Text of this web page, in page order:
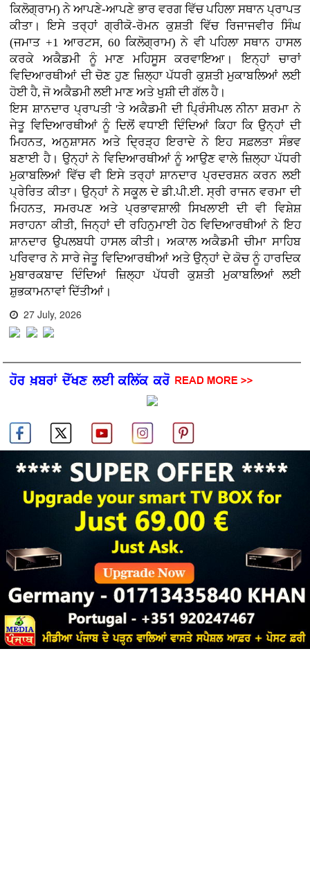
ਕਿਲੋਗ੍ਰਾਮ) ਨੇ ਆਪਣੇ-ਆਪਣੇ ਭਾਰ ਵਰਗ ਵਿੱਚ ਪਹਿਲਾ ਸਥਾਨ ਪ੍ਰਾਪਤ
ਕੀਤਾ। ਇਸੇ ਤਰ੍ਹਾਂ ਗ੍ਰੀਕੋ-ਰੋਮਨ ਕੁਸ਼ਤੀ ਵਿੱਚ ਰਿਜਾਜਵੀਰ ਸਿੰਘ
(ਜਮਾਤ +1 ਆਰਟਸ, 60 ਕਿਲੋਗ੍ਰਾਮ) ਨੇ ਵੀ ਪਹਿਲਾ ਸਥਾਨ ਹਾਸਲ
ਕਰਕੇ ਅਕੈਡਮੀ ਨੂੰ ਮਾਣ ਮਹਿਸੂਸ ਕਰਵਾਇਆ। ਇਨ੍ਹਾਂ ਚਾਰਾਂ
ਵਿਦਿਆਰਥੀਆਂ ਦੀ ਚੋਣ ਹੁਣ ਜ਼ਿਲ੍ਹਾ ਪੱਧਰੀ ਕੁਸ਼ਤੀ ਮੁਕਾਬਲਿਆਂ ਲਈ
ਹੋਈ ਹੈ, ਜੋ ਅਕੈਡਮੀ ਲਈ ਮਾਣ ਅਤੇ ਖੁਸ਼ੀ ਦੀ ਗੱਲ ਹੈ।
ਇਸ ਸ਼ਾਨਦਾਰ ਪ੍ਰਾਪਤੀ 'ਤੇ ਅਕੈਡਮੀ ਦੀ ਪ੍ਰਿੰਸੀਪਲ ਨੀਨਾ ਸ਼ਰਮਾ ਨੇ
ਜੇਤੂ ਵਿਦਿਆਰਥੀਆਂ ਨੂੰ ਦਿਲੋਂ ਵਧਾਈ ਦਿੰਦਿਆਂ ਕਿਹਾ ਕਿ ਉਨ੍ਹਾਂ ਦੀ
ਮਿਹਨਤ, ਅਨੁਸ਼ਾਸਨ ਅਤੇ ਦ੍ਰਿੜ੍ਹ ਇਰਾਦੇ ਨੇ ਇਹ ਸਫ਼ਲਤਾ ਸੰਭਵ
ਬਣਾਈ ਹੈ। ਉਨ੍ਹਾਂ ਨੇ ਵਿਦਿਆਰਥੀਆਂ ਨੂੰ ਆਉਣ ਵਾਲੇ ਜ਼ਿਲ੍ਹਾ ਪੱਧਰੀ
ਮੁਕਾਬਲਿਆਂ ਵਿੱਚ ਵੀ ਇਸੇ ਤਰ੍ਹਾਂ ਸ਼ਾਨਦਾਰ ਪ੍ਰਦਰਸ਼ਨ ਕਰਨ ਲਈ
ਪ੍ਰੇਰਿਤ ਕੀਤਾ। ਉਨ੍ਹਾਂ ਨੇ ਸਕੂਲ ਦੇ ਡੀ.ਪੀ.ਈ. ਸ੍ਰੀ ਰਾਜਨ ਵਰਮਾ ਦੀ
ਮਿਹਨਤ, ਸਮਰਪਣ ਅਤੇ ਪ੍ਰਭਾਵਸ਼ਾਲੀ ਸਿਖਲਾਈ ਦੀ ਵੀ ਵਿਸ਼ੇਸ਼
ਸਰਾਹਨਾ ਕੀਤੀ, ਜਿਨ੍ਹਾਂ ਦੀ ਰਹਿਨੁਮਾਈ ਹੇਠ ਵਿਦਿਆਰਥੀਆਂ ਨੇ ਇਹ
ਸ਼ਾਨਦਾਰ ਉਪਲਬਧੀ ਹਾਸਲ ਕੀਤੀ। ਅਕਾਲ ਅਕੈਡਮੀ ਚੀਮਾ ਸਾਹਿਬ
ਪਰਿਵਾਰ ਨੇ ਸਾਰੇ ਜੇਤੂ ਵਿਦਿਆਰਥੀਆਂ ਅਤੇ ਉਨ੍ਹਾਂ ਦੇ ਕੋਚ ਨੂੰ ਹਾਰਦਿਕ
ਮੁਬਾਰਕਬਾਦ ਦਿੰਦਿਆਂ ਜ਼ਿਲ੍ਹਾ ਪੱਧਰੀ ਕੁਸ਼ਤੀ ਮੁਕਾਬਲਿਆਂ ਲਈ
ਸ਼ੁਭਕਾਮਨਾਵਾਂ ਦਿੱਤੀਆਂ।
27 July, 2026